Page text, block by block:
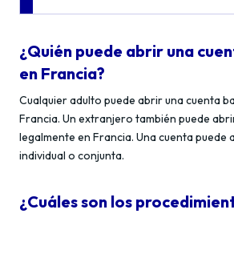
¿Quién puede abrir una
en Francia?
Cualquier adulto puede abrir una cuenta
Francia. Un extranjero también puede
legalmente en Francia. Una cuenta
individual o conjunta.
¿Cuáles son los